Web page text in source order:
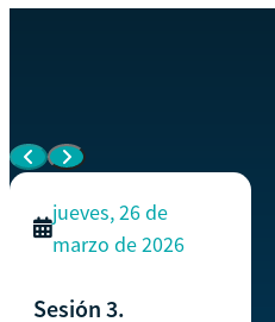
jueves, 26 de
marzo de 2026
Sesión 3.